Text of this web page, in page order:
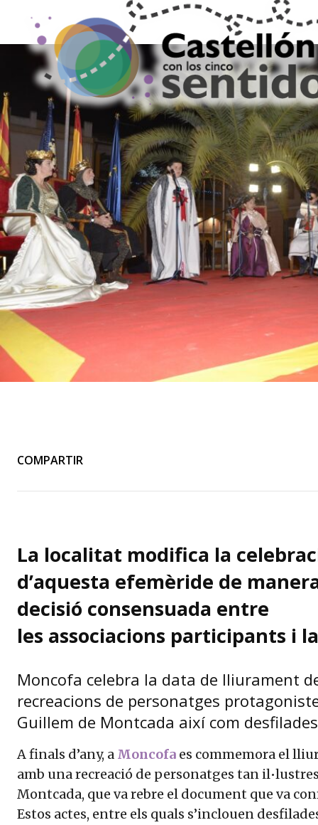
COMPARTIR
La localitat modifica la
d’aquesta efemèride de
decisió consensuada entre
les associacions participants i
Moncofa celebra la data de lliurament
recreacions de personatges
Guillem de Montcada així com
A finals d’any, a Moncofa es commemora el
amb una recreació de personatges tan
Montcada, que va rebre el document que va
Estos actes, entre els quals s’inclouen